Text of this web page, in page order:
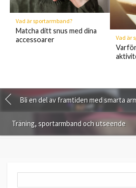
Vad är sportarmband?
Matcha ditt snus med dina
accessoarer
Vad är
Bli en del av framtiden med smarta
Träning, sportarmband och utseende